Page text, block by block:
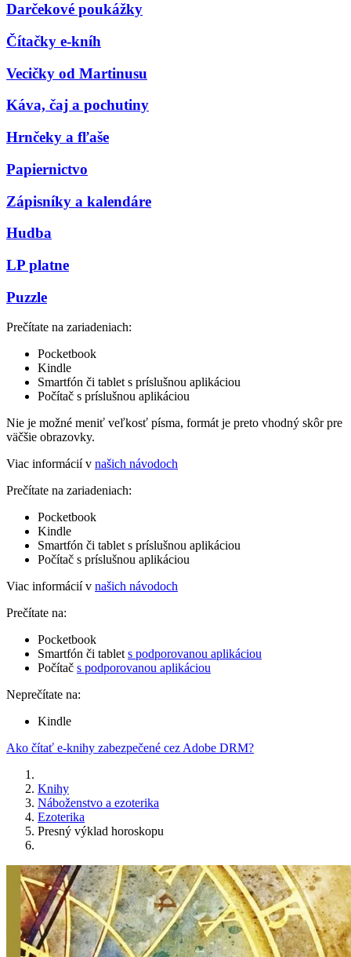
Darčekové poukážky
Čítačky e-kníh
Vecičky od Martinusu
Káva, čaj a pochutiny
Hrnčeky a fľaše
Papiernictvo
Zápisníky a kalendáre
Hudba
LP platne
Puzzle
Prečítate na zariadeniach:
Pocketbook
Kindle
Smartfón či tablet s príslušnou aplikáciou
Počítač s príslušnou aplikáciou
Nie je možné meniť veľkosť písma, formát je preto vhodný skôr pre
väčšie obrazovky.
Viac informácií v našich návodoch
Prečítate na zariadeniach:
Pocketbook
Kindle
Smartfón či tablet s príslušnou aplikáciou
Počítač s príslušnou aplikáciou
Viac informácií v našich návodoch
Prečítate na:
Pocketbook
Smartfón či tablet s podporovanou aplikáciou
Počítač s podporovanou aplikáciou
Neprečítate na:
Kindle
Ako čítať e-knihy zabezpečené cez Adobe DRM?
Knihy
Náboženstvo a ezoterika
Ezoterika
Presný výklad horoskopu